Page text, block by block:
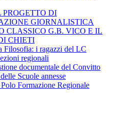
PROGETTO DI
GIORNALISTICA
CLASSICO G.B. VICO E IL
CHIETI
Filosofia: i ragazzi del LC
regionali
documentale del Convitto
Scuole annesse
Formazione Regionale